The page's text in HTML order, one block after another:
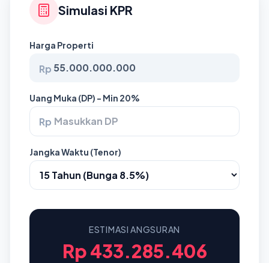
Simulasi KPR
Harga Properti
Rp
Uang Muka (DP) - Min 20%
Rp
Jangka Waktu (Tenor)
ESTIMASI ANGSURAN
Rp 433.285.406